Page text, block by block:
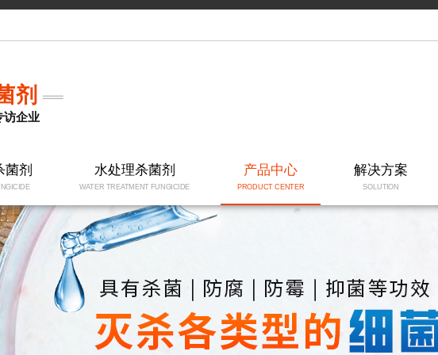
剂
访企业
菌剂 水处理杀菌剂
WATER TREATMENT FUNGICIDE
产品中心
PRODUCT CENTER
解决方案
SOLUTION